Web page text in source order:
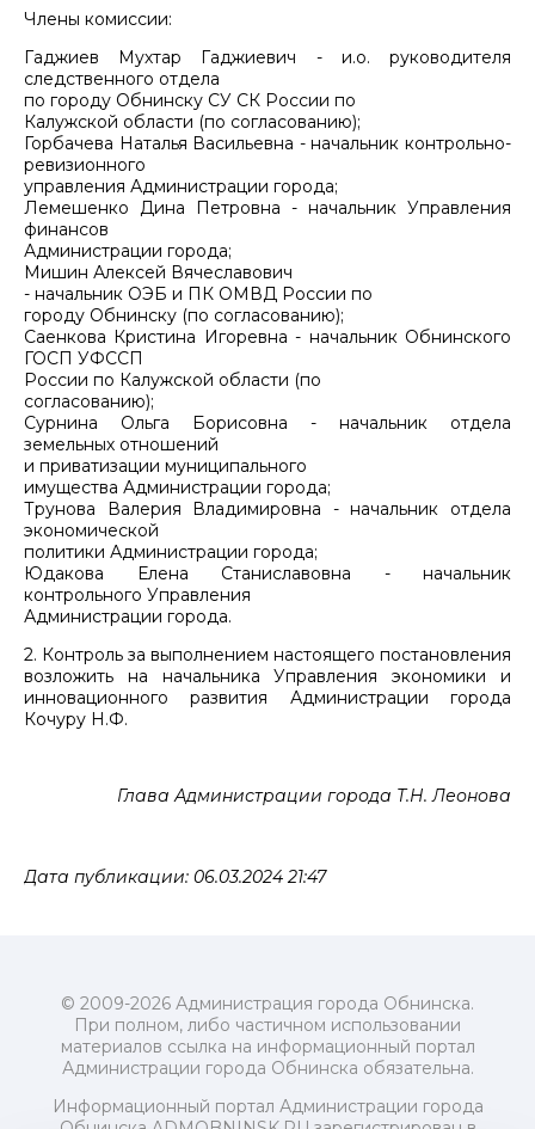
Члены комиссии:
Гаджиев Мухтар Гаджиевич - и.о. руководителя
следственного отдела
по городу Обнинску СУ СК России по
Калужской области (по согласованию);
Горбачева Наталья Васильевна - начальник контрольно-
ревизионного
управления Администрации города;
Лемешенко Дина Петровна - начальник Управления
финансов
Администрации города;
Мишин Алексей Вячеславович
- начальник ОЭБ и ПК ОМВД России по
городу Обнинску (по согласованию);
Саенкова Кристина Игоревна - начальник Обнинского
ГОСП УФССП
России по Калужской области (по
согласованию);
Сурнина Ольга Борисовна - начальник отдела
земельных отношений
и приватизации муниципального
имущества Администрации города;
Трунова Валерия Владимировна - начальник отдела
экономической
политики Администрации города;
Юдакова Елена Станиславовна - начальник
контрольного Управления
Администрации города.
2. Контроль за выполнением настоящего постановления
возложить на начальника Управления экономики и
инновационного развития Администрации города
Кочуру Н.Ф.
Глава Администрации города Т.Н. Леонова
Дата публикации: 06.03.2024 21:47
© 2009-2026 Администрация города Обнинска.
При полном, либо частичном использовании
материалов ссылка на информационный портал
Администрации города Обнинска обязательна.
Информационный портал Администрации города